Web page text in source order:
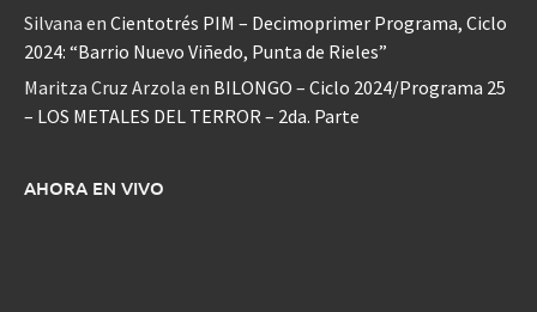
Silvana en Cientotrés PIM – Decimoprimer Programa, Ciclo
2024: “Barrio Nuevo Viñedo, Punta de Rieles”
Maritza Cruz Arzola en BILONGO – Ciclo 2024/Programa 25
– LOS METALES DEL TERROR – 2da. Parte
AHORA EN VIVO